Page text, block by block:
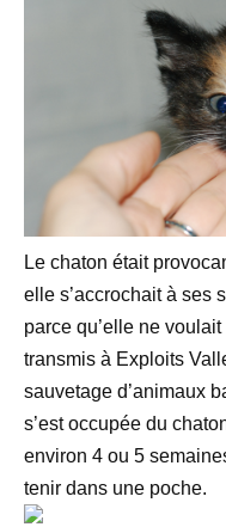
Le chaton était
elle s’accrochait à ses
parce qu’elle ne
transmis à Exploits
sauvetage d’animaux
s’est occupée du
environ 4 ou 5
tenir dans une poche.